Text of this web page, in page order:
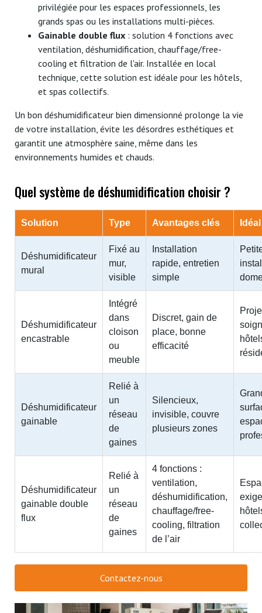
privilégiée pour les espaces professionnels, les
grands spas ou les installations multi-pièces.
Gainable double flux : solution 4 fonctions avec
ventilation, déshumidification, chauffage/free-
cooling et filtration de l'air. Installée en local
technique, cette solution est idéale pour les hôtels,
et spas collectifs.
Un bon déshumidificateur bien dimensionné prolonge la vie
de votre installation, évite les désordres esthétiques et
garantit une atmosphère saine, même dans les
environnements humides et chauds.
Quel système de déshumidification choisir ?
Solution Type Avantages clés
Déshumidificateur
mural
Fixé au
mur,
visible
Installation
rapide, entretien
simple
Déshumidificateur
encastrable
Intégré
dans
cloison
ou
meuble
Discret, gain de
place, bonne
efficacité
Déshumidificateur
gainable
Relié à
un
réseau
de
gaines
Silencieux,
invisible, couvre
plusieurs zones
Déshumidificateur
gainable double
flux
Relié à
un
réseau
de
gaines
4 fonctions :
ventilation,
déshumidification,
chauffage/free-
cooling, filtration
de l’air
Contactez-nous